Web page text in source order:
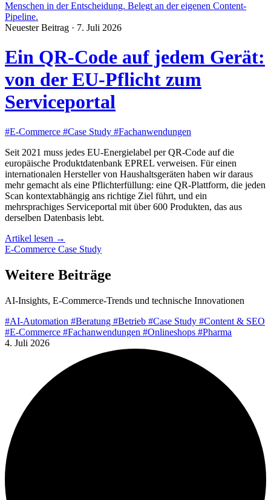
Menschen in der Entscheidung. Belegt an der eigenen Content-
Pipeline.
Neuester Beitrag · 7. Juli 2026
Ein QR-Code auf jedem Gerät:
von der EU-Pflicht zum
Serviceportal
#E-Commerce #Case Study #Fachanwendungen
Seit 2021 muss jedes EU-Energielabel per QR-Code auf die
europäische Produktdatenbank EPREL verweisen. Für einen
internationalen Hersteller von Haushaltsgeräten haben wir daraus
mehr gemacht als eine Pflichterfüllung: eine QR-Plattform, die jeden
Scan kontextabhängig ans richtige Ziel führt, und ein
mehrsprachiges Serviceportal mit über 600 Produkten, das aus
derselben Datenbasis lebt.
Artikel lesen →
E-Commerce Case Study
Weitere Beiträge
AI-Insights, E-Commerce-Trends und technische Innovationen
#AI-Automation #Beratung #Betrieb #Case Study #Content & SEO
#E-Commerce #Fachanwendungen #Onlineshops #Pharma
4. Juli 2026